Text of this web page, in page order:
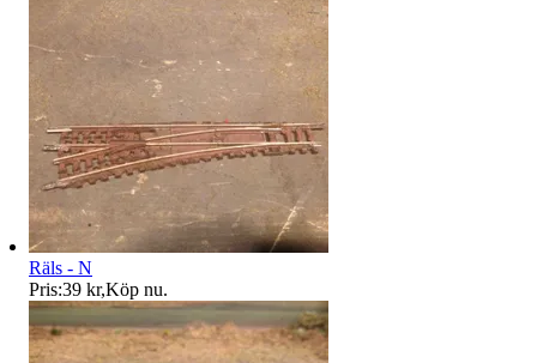
Räls - N
Pris:39 kr,Köp nu.